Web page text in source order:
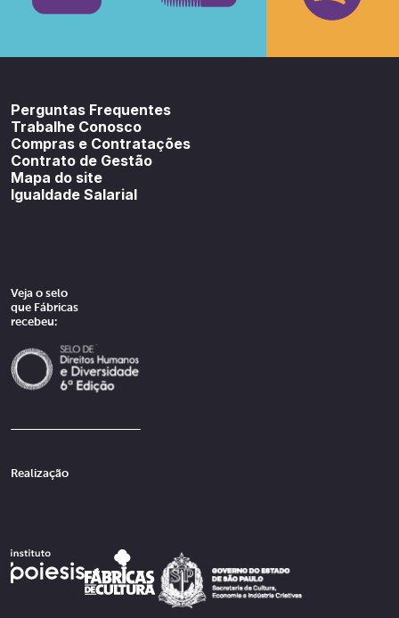
Perguntas Frequentes
Trabalhe Conosco
Compras e Contratações
Contrato de Gestão
Mapa do site
Igualdade Salarial
Veja o selo
que Fábricas
recebeu:
Realização